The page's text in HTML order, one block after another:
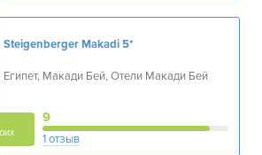
Steigenberger Makadi5*
Египет, Макади Бей, Отели Макади Бей
9
1 отзыв